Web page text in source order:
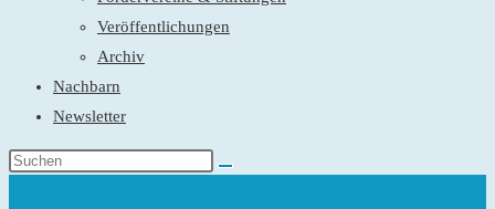
Veröffentlichungen
Archiv
Nachbarn
Newsletter